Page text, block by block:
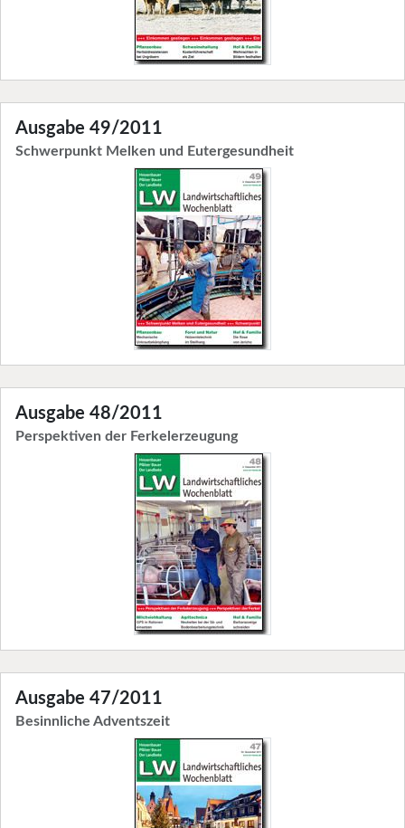
Ausgabe 49/2011
Schwerpunkt Melken und Eutergesundheit
Ausgabe 48/2011
Perspektiven der Ferkelerzeugung
Ausgabe 47/2011
Besinnliche Adventszeit